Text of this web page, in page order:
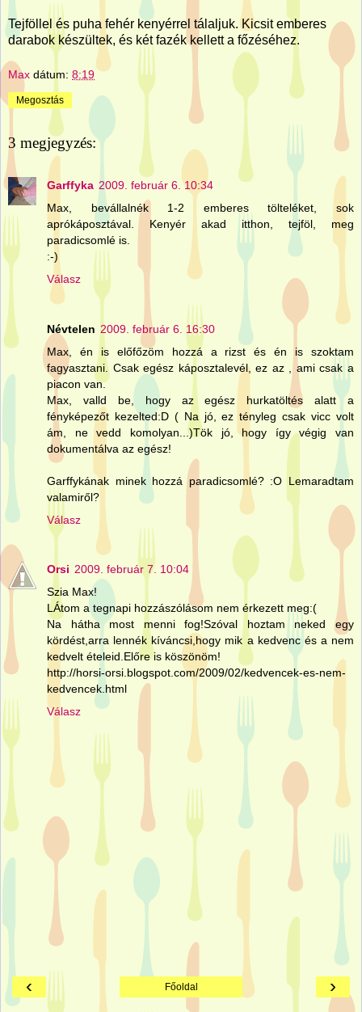
Tejföllel és puha fehér kenyérrel tálaljuk. Kicsit emberes
darabok készültek, és két fazék kellett a főzéséhez.
Max dátum: 8:19
Megosztás
3 megjegyzés:
Garffyka 2009. február 6. 10:34
Max, bevállalnék 1-2 emberes tölteléket, sok
aprókáposztával. Kenyér akad itthon, tejföl, meg
paradicsomlé is.
:-)
Válasz
Névtelen 2009. február 6. 16:30
Max, én is előfőzöm hozzá a rizst és én is szoktam
fagyasztani. Csak egész káposztalevél, ez az , ami csak a
piacon van.
Max, valld be, hogy az egész hurkatöltés alatt a
fényképezőt kezelted:D ( Na jó, ez tényleg csak vicc volt
ám, ne vedd komolyan...)Tök jó, hogy így végig van
dokumentálva az egész!
Garffykának minek hozzá paradicsomlé? :O Lemaradtam
valamiről?
Válasz
Orsi 2009. február 7. 10:04
Szia Max!
LÁtom a tegnapi hozzászólásom nem érkezett meg:(
Na hátha most menni fog!Szóval hoztam neked egy
kördést,arra lennék kíváncsi,hogy mik a kedvenc és a nem
kedvelt ételeid.Előre is köszönöm!
http://horsi-orsi.blogspot.com/2009/02/kedvencek-es-nem-
kedvencek.html
Válasz
‹ ›
Főoldal